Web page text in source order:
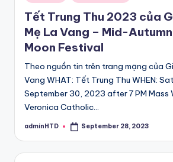
in
Tết Trung Thu 2023 của
Mẹ La Vang – Mid-
Moon Festival
Theo nguồn tin trên trang mạng của
Vang WHAT: Tết Trung Thu WHEN:
September 30, 2023 after 7 PM Mass
Veronica Catholic…
Posted
adminHTD September 28, 2023